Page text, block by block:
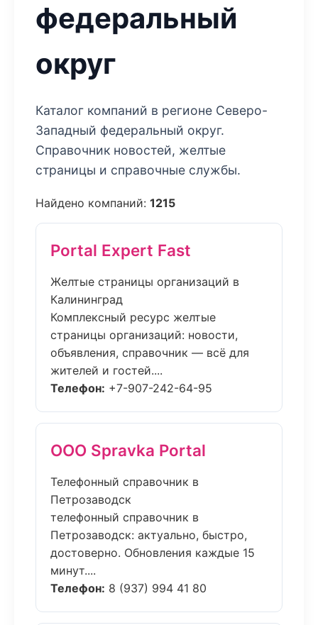
федеральный
округ
Каталог компаний в регионе Северо-
Западный федеральный округ.
Справочник новостей, желтые
страницы и справочные службы.
Найдено компаний: 1215
Portal Expert Fast
Желтые страницы организаций в
Калининград
Комплексный ресурс желтые
страницы организаций: новости,
объявления, справочник — всё для
жителей и гостей....
Телефон: +7-907-242-64-95
ООО Spravka Portal
Телефонный справочник в
Петрозаводск
телефонный справочник в
Петрозаводск: актуально, быстро,
достоверно. Обновления каждые 15
минут....
Телефон: 8 (937) 994 41 80